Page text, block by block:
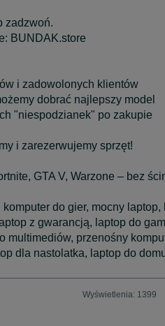
zadzwoń.
BUNDAK.store
i zadowolonych klientów
dobrać najlepszy model
"niespodzianek" po zakupie
i zarezerwujemy sprzęt!
GTA V, Warzone – bez
do gier, mocny
z gwarancją, laptop do
multimediów, przenośny
dla nastolatka, laptop do
Wyświetlenia: 1399